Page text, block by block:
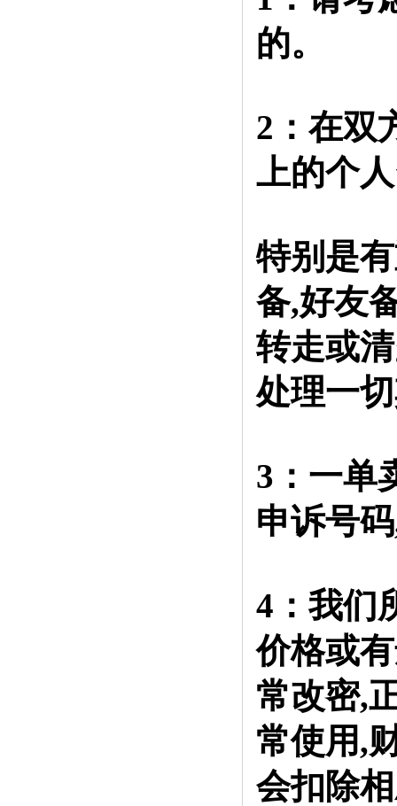
的。
2：在双
上的个
特别是
备,好友
转走或
处理一
3：一单
申诉号
4：我们
价格或
常改密,
常使用,
会扣除